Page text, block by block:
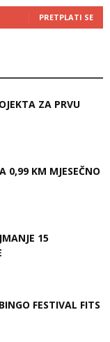
PRETPLATI SE
ZA PRVU
0,99 KM MJESEČNO
15
FESTIVAL FITS